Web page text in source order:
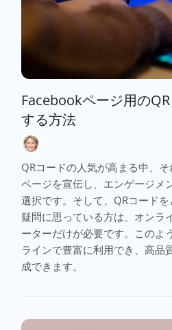
Facebookページ用の
する方法
QRコードの人気が高まる中、
ページを宣伝し、エンゲージメ
選択です。そして、QRコード
疑問に思っている方は、オンラ
ーターだけが必要です。このよ
ラインで豊富に利用でき、高品
成できます。